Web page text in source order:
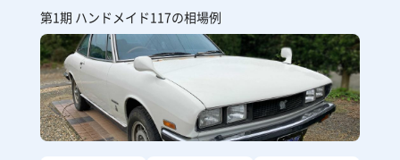
第1期 ハンドメイド117の相場例